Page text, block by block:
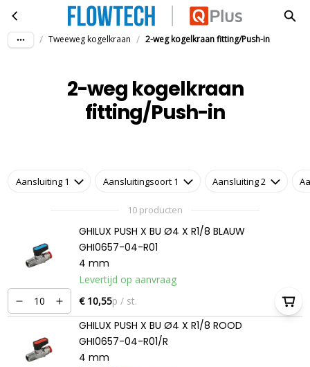
Ga naar hoofdinhoud2-weg kogelkraan fitting/Push-in
/ Tweeweg kogelkraan / 2-weg kogelkraan fitting/Push-in
2-weg kogelkraan
fitting/Push-in
Aansluiting 1 Aansluitingsoort 1 Aansluiting 2
10 producten
GHILUX PUSH X BU Ø4 X R1/8 BLAUW
GHI0657-04-R01
4 mm
Levertijd op aanvraag
€ 10,55p / st.
GHILUX PUSH X BU Ø4 X R1/8 ROOD
GHI0657-04-R01/R
4 mm